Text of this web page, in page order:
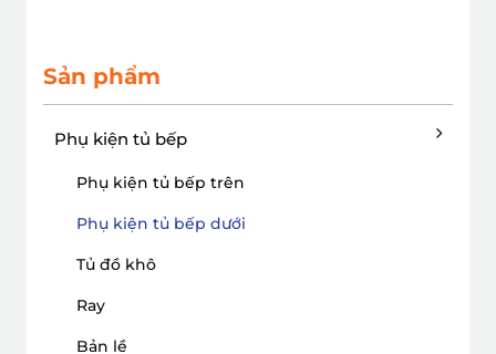
Sản phẩm
Phụ kiện tủ bếp
Phụ kiện tủ bếp trên
Phụ kiện tủ bếp dưới
Tủ đồ khô
Ray
Bản lề